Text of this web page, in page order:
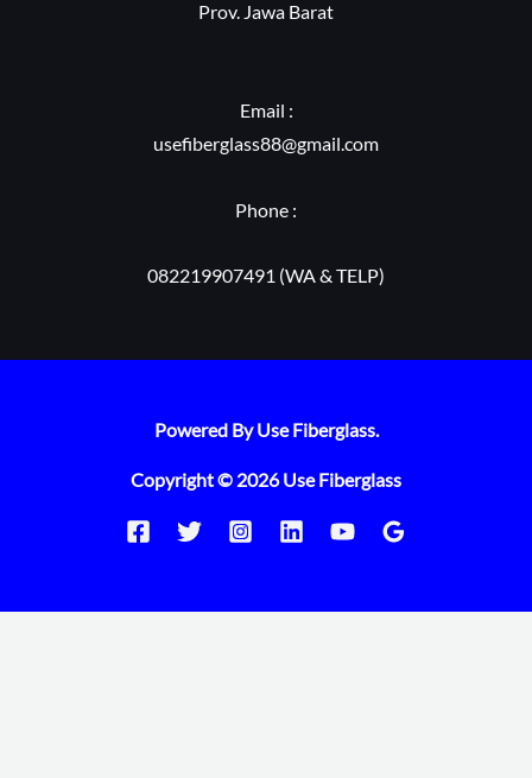
Prov. Jawa Barat
Email :
usefiberglass88@gmail.com
Phone :
082219907491 (WA & TELP)
Powered By Use Fiberglass.
Copyright © 2026 Use Fiberglass